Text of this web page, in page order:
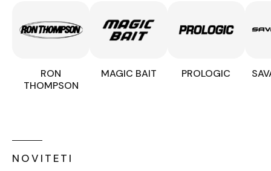
RON
THOMPSON
MAGIC BAIT PROLOGIC
NOVITETI